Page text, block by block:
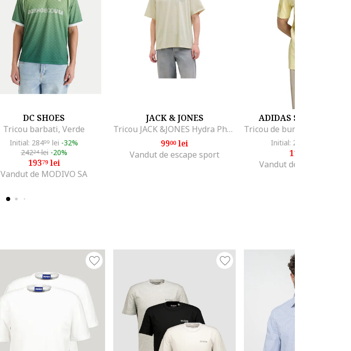
DC SHOES
Tricou barbati, Verde
Initial: 28499 lei -32%
24224lei -20%
19379lei
Vandut de MODIVO SA
JACK & JONES
Tricou JACK &JONES Hydra Photo 45850, Bej
9900lei
Vandut de escape sport
ADIDAS SPORTSWEAR
Initial: 203
119
Vandut de Fashion Days